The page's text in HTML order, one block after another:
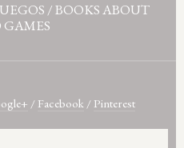
/ BOOKS ABOUT
/ Facebook / Pinterest